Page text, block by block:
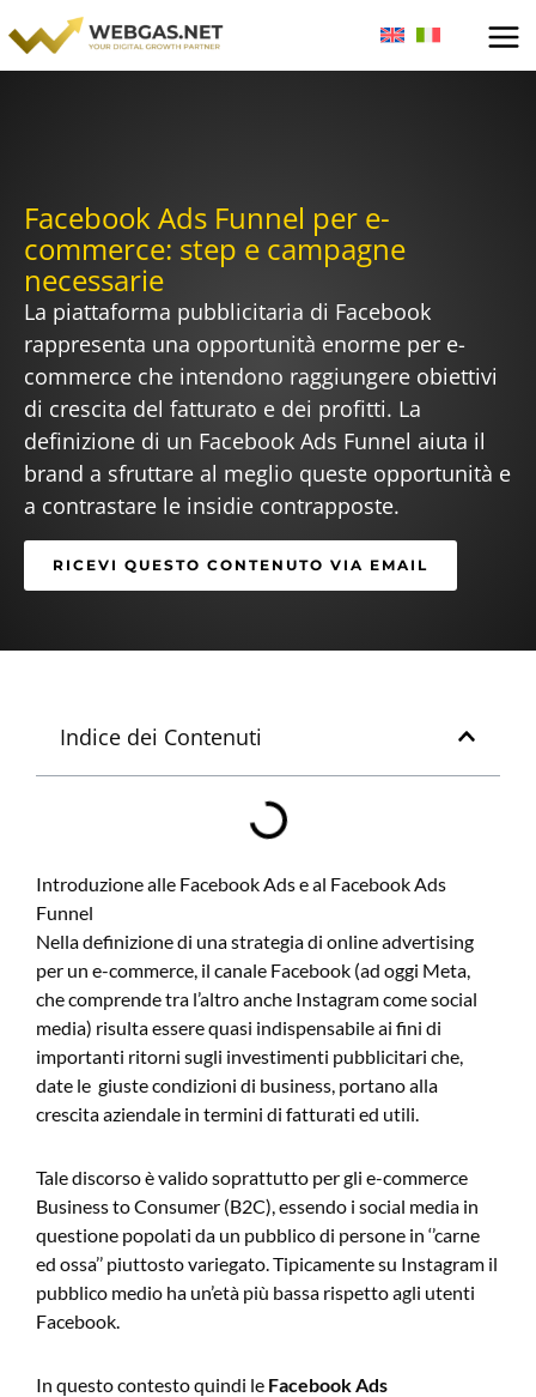
al
contenuto
Facebook Ads Funnel per e-
commerce: step e campagne
necessarie
La piattaforma pubblicitaria di Facebook
rappresenta una opportunità enorme per e-
commerce che intendono raggiungere obiettivi
di crescita del fatturato e dei profitti. La
definizione di un Facebook Ads Funnel aiuta il
brand a sfruttare al meglio queste opportunità e
a contrastare le insidie contrapposte.
RICEVI QUESTO CONTENUTO VIA EMAIL
Indice dei Contenuti
Introduzione alle Facebook Ads e al Facebook Ads
Funnel
Nella definizione di una strategia di online advertising
per un e-commerce, il canale Facebook (ad oggi Meta,
che comprende tra l’altro anche Instagram come social
media) risulta essere quasi indispensabile ai fini di
importanti ritorni sugli investimenti pubblicitari che,
date le giuste condizioni di business, portano alla
crescita aziendale in termini di fatturati ed utili.
Tale discorso è valido soprattutto per gli e-commerce
Business to Consumer (B2C), essendo i social media in
questione popolati da un pubblico di persone in ‘’carne
ed ossa’’ piuttosto variegato. Tipicamente su Instagram il
pubblico medio ha un’età più bassa rispetto agli utenti
Facebook.
In questo contesto quindi le Facebook Ads